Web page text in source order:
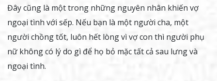
Đây cũng là một trong những nguyên nhân khiến vợ
ngoại tình với sếp. Nếu bạn là một người cha, một
người chồng tốt, luôn hết lòng vì vợ con thì người phụ
nữ không có lý do gì để họ bỏ mặc tất cả sau lưng và
ngoại tình.